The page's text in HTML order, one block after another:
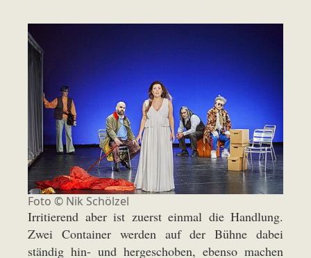
Foto © Nik Schölzel
Irritierend aber ist zuerst einmal die Handlung.
Zwei Container werden auf der Bühne dabei
ständig hin- und hergeschoben, ebenso machen